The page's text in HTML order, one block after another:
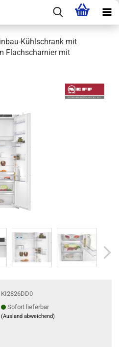
Kühlschrank mit
Flachscharnier mit
KI2826DD0
Sofort lieferbar
(Ausland abweichend)